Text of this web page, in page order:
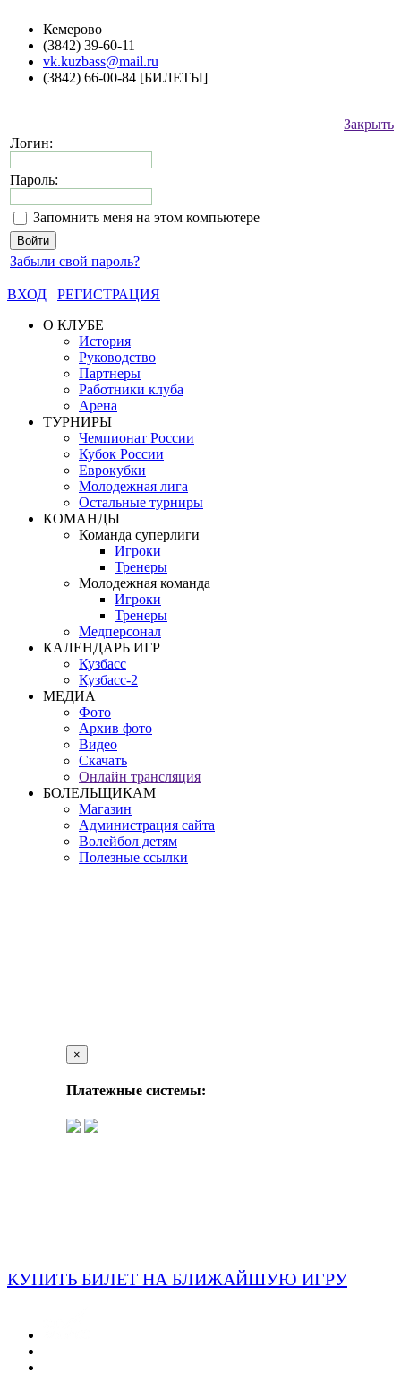
Кемерово
(3842) 39-60-11
vk.kuzbass@mail.ru
(3842) 66-00-84 [БИЛЕТЫ]
Закрыть
Логин:
Пароль:
Запомнить меня на этом компьютере
Забыли свой пароль?
ВХОД
РЕГИСТРАЦИЯ
О КЛУБЕ
История
Руководство
Партнеры
Работники клуба
Арена
ТУРНИРЫ
Чемпионат России
Кубок России
Еврокубки
Молодежная лига
Остальные турниры
КОМАНДЫ
Команда суперлиги
Игроки
Тренеры
Молодежная команда
Игроки
Тренеры
Медперсонал
КАЛЕНДАРЬ ИГР
Кузбасс
Кузбасс-2
МЕДИА
Фото
Архив фото
Видео
Скачать
Онлайн трансляция
БОЛЕЛЬЩИКАМ
Магазин
Администрация сайта
Волейбол детям
Полезные ссылки
×
Платежные системы:
КУПИТЬ БИЛЕТ НА БЛИЖАЙШУЮ ИГРУ